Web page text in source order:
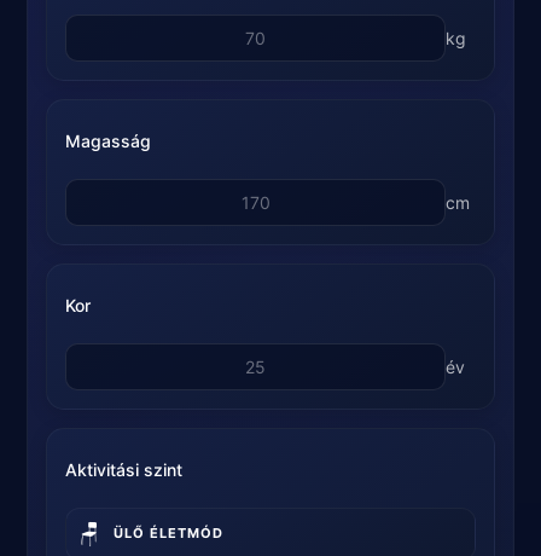
kg
Magasság
cm
Kor
év
Aktivitási szint
🪑 ÜLŐ ÉLETMÓD